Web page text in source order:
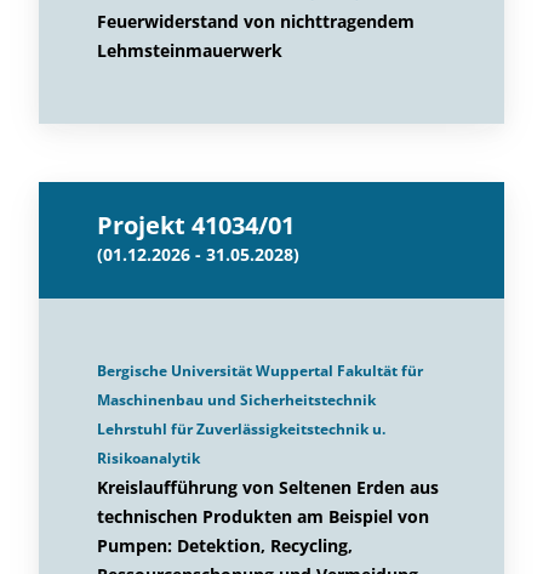
Feuerwiderstand von nichttragendem
Lehmsteinmauerwerk
Projekt 41034/01
(01.12.2026 - 31.05.2028)
Bergische Universität Wuppertal Fakultät für
Maschinenbau und Sicherheitstechnik
Lehrstuhl für Zuverlässigkeitstechnik u.
Risikoanalytik
Kreislaufführung von Seltenen Erden aus
technischen Produkten am Beispiel von
Pumpen: Detektion, Recycling,